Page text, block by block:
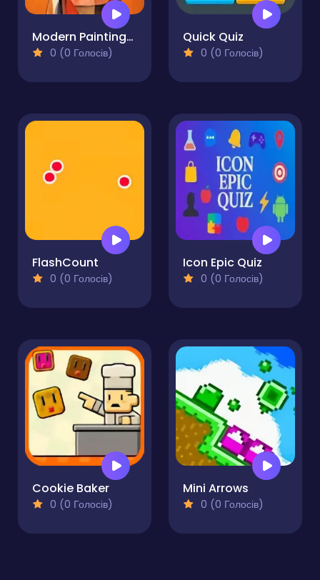
Modern Paintings. Gallery of Art
0 (0 Голосів)
Quick Quiz
0 (0 Голосів)
FlashCount
0 (0 Голосів)
Icon Epic Quiz
0 (0 Голосів)
Cookie Baker
0 (0 Голосів)
Mini Arrows
0 (0 Голосів)